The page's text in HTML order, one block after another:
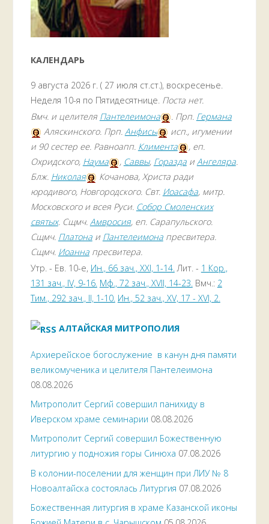
КАЛЕНДАРЬ
9 августа 2026 г. ( 27 июля ст.ст.), воскресенье.
Неделя 10-я по Пятидесятнице. Поста нет.
Вмч. и целителя Пантелеимона . Прп. Германа
Аляскинского. Прп. Анфисы
исп., игумении
и 90 сестер ее. Равноапп. Климента
, еп.
Охридского, Наума , Саввы, Гораздаи Ангеляра.
Блж. Николая
Кочанова, Христа ради
юродивого, Новгородского. Свт. Иоасафа, митр.
Московского и всея Руси. Собор Смоленских
святых. Сщмч. Амвросия, еп. Сарапульского.
Сщмч. Платонаи Пантелеимонапресвитера.
Сщмч. Иоаннапресвитера.
Утр. - Ев. 10-е, Ин., 66 зач., XXI, 1-14.Лит. - 1 Кор.,
131 зач., IV, 9-16. Мф., 72 зач., XVII, 14-23.Вмч.: 2
Тим., 292 зач., II, 1-10. Ин., 52 зач., XV, 17 - XVI, 2.
АЛТАЙСКАЯ МИТРОПОЛИЯ
Архиерейское богослужение в канун дня памяти
великомученика и целителя Пантелеимона
08.08.2026
Митрополит Сергий совершил панихиду в
Иверском храме семинарии 08.08.2026
Митрополит Сергий совершил Божественную
литургию у подножия горы Синюха 07.08.2026
В колонии-поселении для женщин при ЛИУ № 8
Новоалтайска состоялась Литургия 07.08.2026
Божественная литургия в храме Казанской иконы